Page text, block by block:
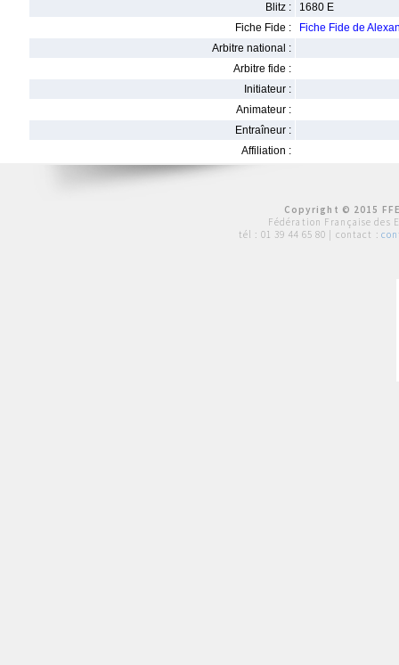
Blitz :
1680 E
Fiche Fide :
Fiche Fide de
Arbitre national :
Arbitre fide :
Initiateur :
Animateur :
Entraîneur :
Affiliation :
Copyright © 2015
Fédération Française des
tél : 01 39 44 65 80 | contact :